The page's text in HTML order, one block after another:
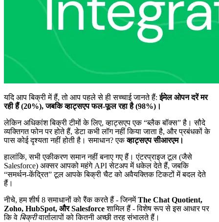
यदि आप बिक्री में हैं, तो आप पहले से ही सच्चाई जानते हैं:ईमेल ओपन दरें मर
रही हैं (20%), जबकि व्हाट्सएप फल-फूल रहा है (98%)।
लेकिन अधिकांश बिक्री टीमों के लिए, व्हाट्सएप एक “ब्लैक बॉक्स” है। सौदे
व्यक्तिगत फोन पर होते हैं, डेटा कभी लॉग नहीं किया जाता है, और प्रबंधकों के
पास कोई दृश्यता नहीं होती है। समाधान? एकव्हाट्सएप सीआरएम।
हालांकि, सभी एकीकरण समान नहीं बनाए गए हैं। एंटरप्राइज टूल (जैसे
Salesforce) अक्सर आपको महंगे API सेटअप में धकेल देते हैं, जबकि
“समर्थन-केंद्रित” टूल आपके बिक्री चैट को अवैयक्तिक टिकटों में बदल देते
हैं।
नीचे, हम शीर्ष 8 समाधानों को रैंक करते हैं - जिनमेंThe Chat Quotient,
Zoho, HubSpot, और Salesforceशामिल हैं - विशेष रूप से इस आधार पर
कि वे बिक्रीवार्तालापों को कितनी अच्छी तरह संभालते हैं।